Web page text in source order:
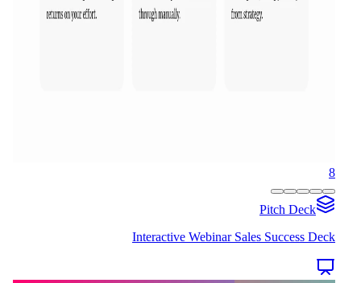
8
Pitch Deck
Interactive Webinar Sales Success Deck